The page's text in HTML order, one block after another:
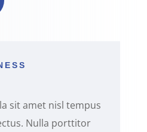
sit amet nisl tempus
Nulla porttitor